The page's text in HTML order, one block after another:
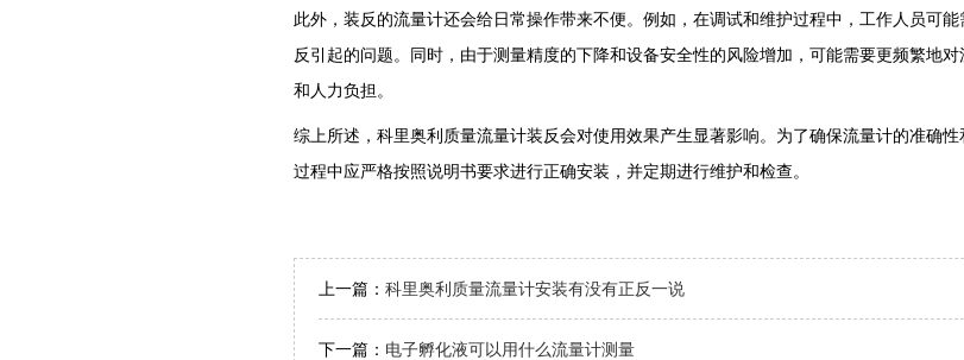
此外，装反的流量计还会给日常操作带来不便。例如，在调试和维护过程中，工作人员可
反引起的问题。同时，由于测量精度的下降和设备安全性的风险增加，可能需要更频繁地
和人力负担。
综上所述，科里奥利质量流量计装反会对使用效果产生显著影响。为了确保流量计的准确
过程中应严格按照说明书要求进行正确安装，并定期进行维护和检查。
上一篇： 科里奥利质量流量计安装有没有正反一说
下一篇： 电子孵化液可以用什么流量计测量